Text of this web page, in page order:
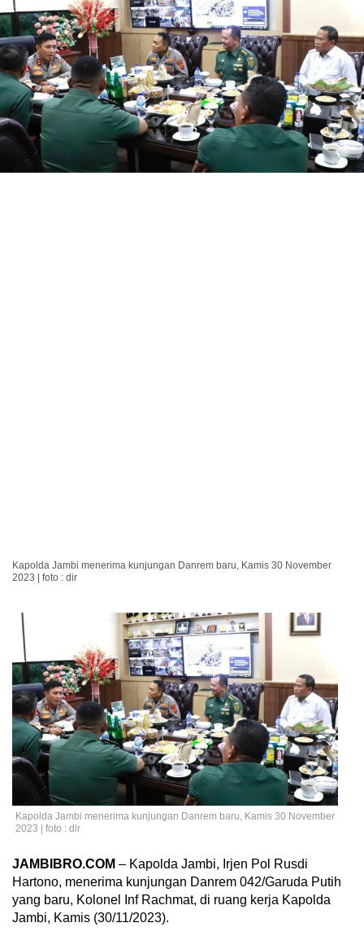
Kapolda Jambi menerima kunjungan Danrem baru, Kamis 30 November
2023 | foto : dir
Kapolda Jambi menerima kunjungan Danrem baru, Kamis 30 November
2023 | foto : dir
JAMBIBRO.COM – Kapolda Jambi, Irjen Pol Rusdi
Hartono, menerima kunjungan Danrem 042/Garuda Putih
yang baru, Kolonel Inf Rachmat, di ruang kerja Kapolda
Jambi, Kamis (30/11/2023).